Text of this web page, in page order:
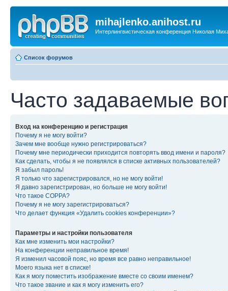
mihajlenko.anihost.ru
Интерлингвистическая конференция Николая
Список форумов
Часто задаваемые
Вход на конференцию и регистрация
Почему я не могу войти?
Зачем мне вообще нужно регистрироваться?
Почему мне периодически приходится повторять ввод имени и пароля?
Как сделать, чтобы я не появлялся в списке активных пользователей?
Я забыл пароль!
Я только что зарегистрировался, но не могу войти!
Я давно зарегистрирован, но больше не могу войти!
Что такое COPPA?
Почему я не могу зарегистрироваться?
Что делает функция «Удалить cookies конференции»?
Параметры и настройки пользователя
Как мне изменить мои настройки?
На конференции неправильное время!
Я изменил часовой пояс, но время все равно неправильное!
Моего языка нет в списке!
Как я могу поместить изображение вместе со своим именем?
Что такое звание и как я могу изменить его?